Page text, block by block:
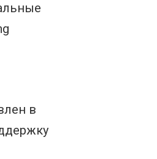
в